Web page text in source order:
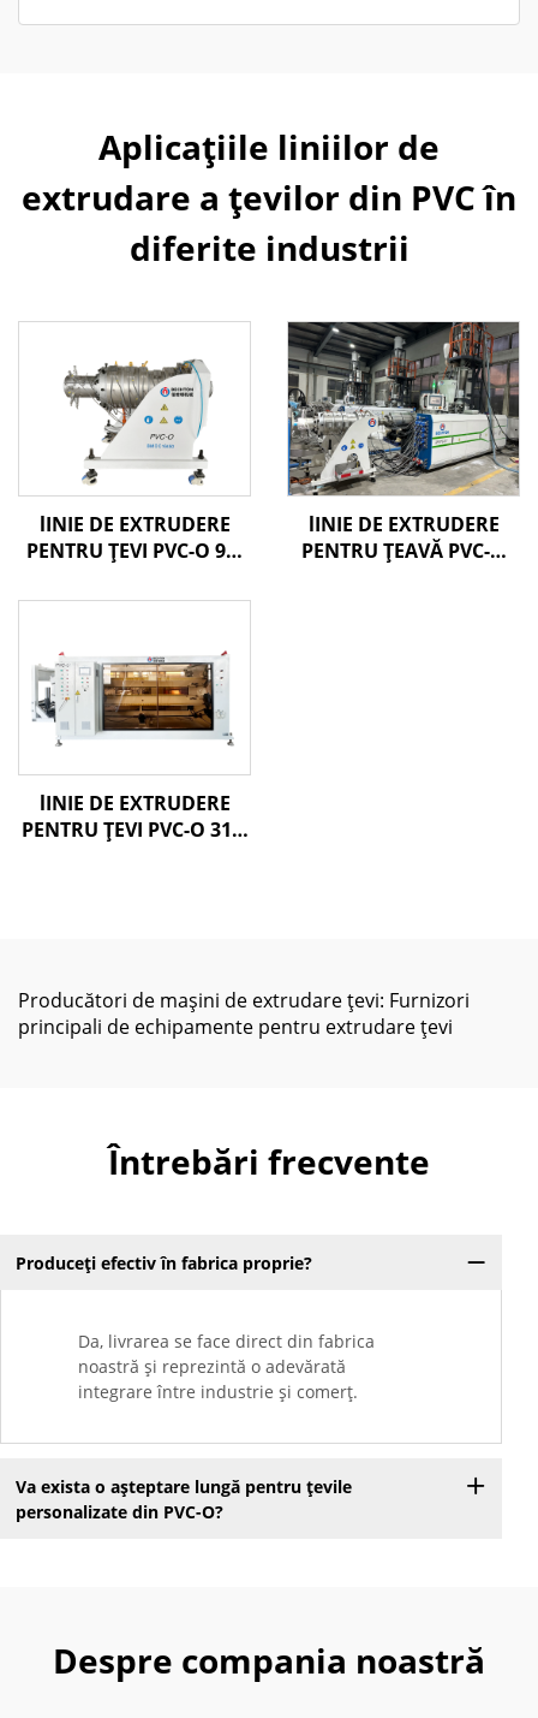
Aplicațiile liniilor de
extrudare a țevilor din PVC în
diferite industrii
lINIE DE EXTRUDERE
PENTRU ȚEVI PVC-O 90-
lINIE DE EXTRUDERE
PENTRU ȚEAVĂ PVC-O
lINIE DE EXTRUDERE
PENTRU ŢEVI PVC-O 315-
Producători de mașini de extrudare țevi: Furnizori
principali de echipamente pentru extrudare țevi
Întrebări frecvente
Produceți efectiv în fabrica proprie?
Da, livrarea se face direct din fabrica
noastră și reprezintă o adevărată
integrare între industrie și comerț.
Va exista o așteptare lungă pentru țevile
personalizate din PVC-O?
Despre compania noastră